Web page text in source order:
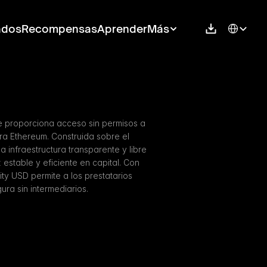
RecompensasAprenderMás Select
proporciona acceso sin permisos a
Ethereum. Construida sobre el
infraestructura transparente y libre
y eficiente en capital. Con
USD permite a los prestatarios
sin intermediarios.